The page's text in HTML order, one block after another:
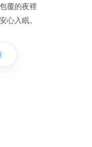
覆的夜裡
心入眠。